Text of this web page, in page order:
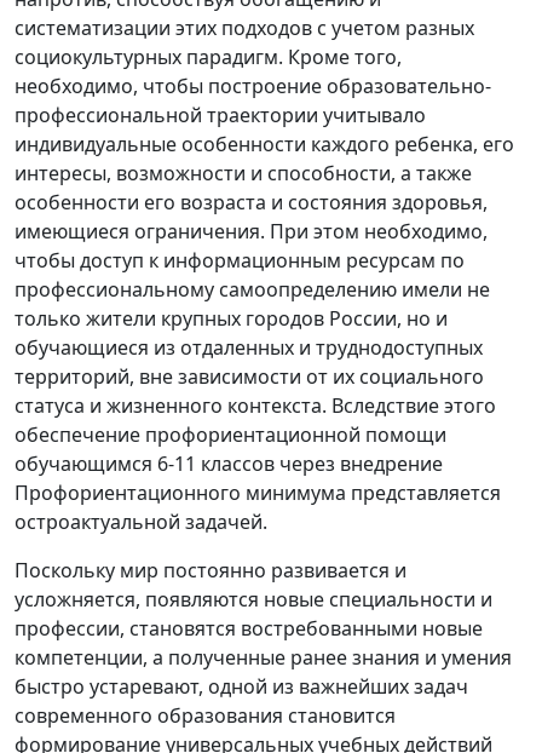
систематизации этих подходов с учетом разных
социокультурных парадигм. Кроме того,
необходимо, чтобы построение образовательно-
профессиональной траектории учитывало
индивидуальные особенности каждого ребенка, его
интересы, возможности и способности, а также
особенности его возраста и состояния здоровья,
имеющиеся ограничения. При этом необходимо,
чтобы доступ к информационным ресурсам по
профессиональному самоопределению имели не
только жители крупных городов России, но и
обучающиеся из отдаленных и труднодоступных
территорий, вне зависимости от их социального
статуса и жизненного контекста. Вследствие этого
обеспечение профориентационной помощи
обучающимся 6-11 классов через внедрение
Профориентационного минимума представляется
остроактуальной задачей.
Поскольку мир постоянно развивается и
усложняется, появляются новые специальности и
профессии, становятся востребованными новые
компетенции, а полученные ранее знания и умения
быстро устаревают, одной из важнейших задач
современного образования становится
формирование универсальных учебных действий